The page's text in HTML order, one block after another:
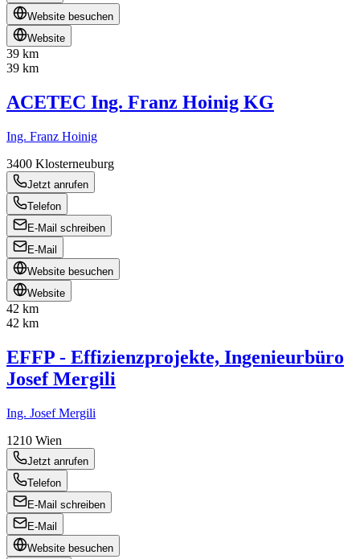
Website besuchen
Website
39 km
39 km
ACETEC Ing. Franz Hoinig KG
Ing. Franz Hoinig
3400 Klosterneuburg
Jetzt anrufen
Telefon
E-Mail schreiben
E-Mail
Website besuchen
Website
42 km
42 km
EFFP - Effizienzprojekte, Ingenieurbüro
Josef Mergili
Ing. Josef Mergili
1210 Wien
Jetzt anrufen
Telefon
E-Mail schreiben
E-Mail
Website besuchen